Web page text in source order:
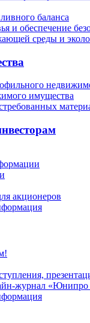
баланса
и обеспечение
среды и
имущества
акционеров
журнал «Юнипро